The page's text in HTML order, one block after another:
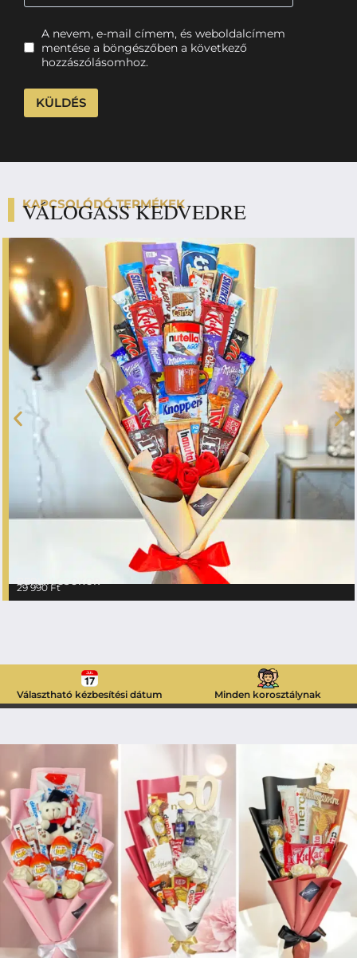
A nevem, e-mail címem, és weboldalcímem
mentése a böngészőben a következő
hozzászólásomhoz.
KAPCSOLÓDÓ TERMÉKEK
VÁLOGASS KEDVEDRE
29 990Ft
Választható kézbesítési dátum Minden korosztálynak